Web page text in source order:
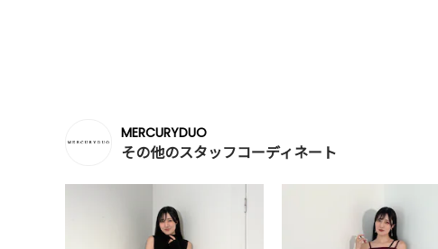
MERCURYDUO
その他のスタッフコーディネート